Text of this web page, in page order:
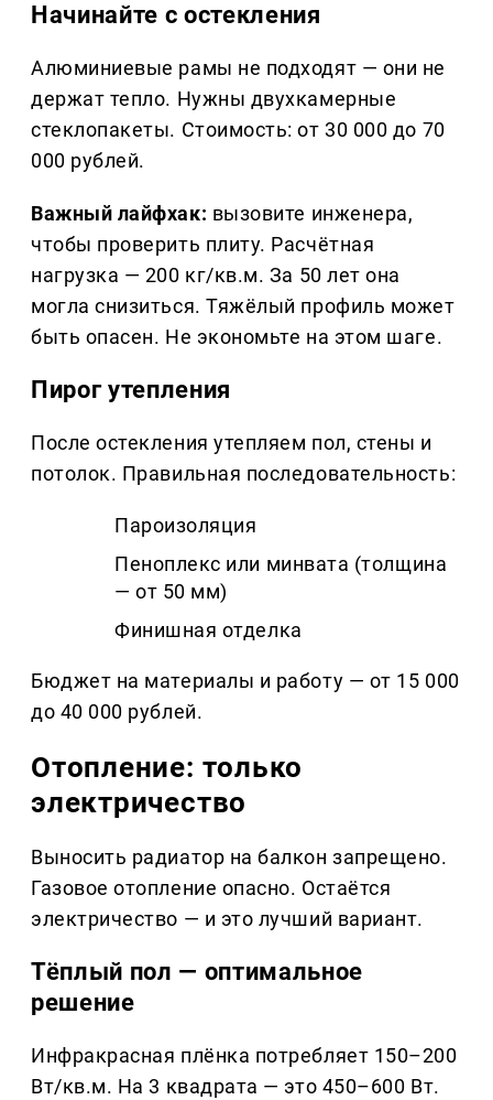
Начинайте с остекления
Алюминиевые рамы не подходят — они не
держат тепло. Нужны двухкамерные
стеклопакеты. Стоимость: от 30 000 до 70
000 рублей.
Важный лайфхак: вызовите инженера,
чтобы проверить плиту. Расчётная
нагрузка — 200 кг/кв.м. За 50 лет она
могла снизиться. Тяжёлый профиль может
быть опасен. Не экономьте на этом шаге.
Пирог утепления
После остекления утепляем пол, стены и
потолок. Правильная последовательность:
Пароизоляция
Пеноплекс или минвата (толщина
— от 50 мм)
Финишная отделка
Бюджет на материалы и работу — от 15 000
до 40 000 рублей.
Отопление: только
электричество
Выносить радиатор на балкон запрещено.
Газовое отопление опасно. Остаётся
электричество — и это лучший вариант.
Тёплый пол — оптимальное
решение
Инфракрасная плёнка потребляет 150–200
Вт/кв.м. На 3 квадрата — это 450–600 Вт.